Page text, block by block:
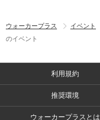
ウォーカープラス イベント
のイベント
利用規約
推奨環境
ウォーカープラスとは